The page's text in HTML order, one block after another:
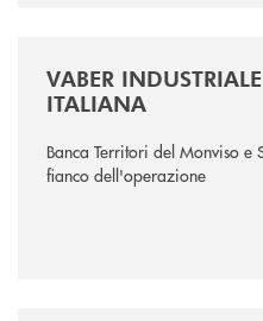
VABER
ITALIANA
Banca Territori del Monviso
fianco dell'operazione